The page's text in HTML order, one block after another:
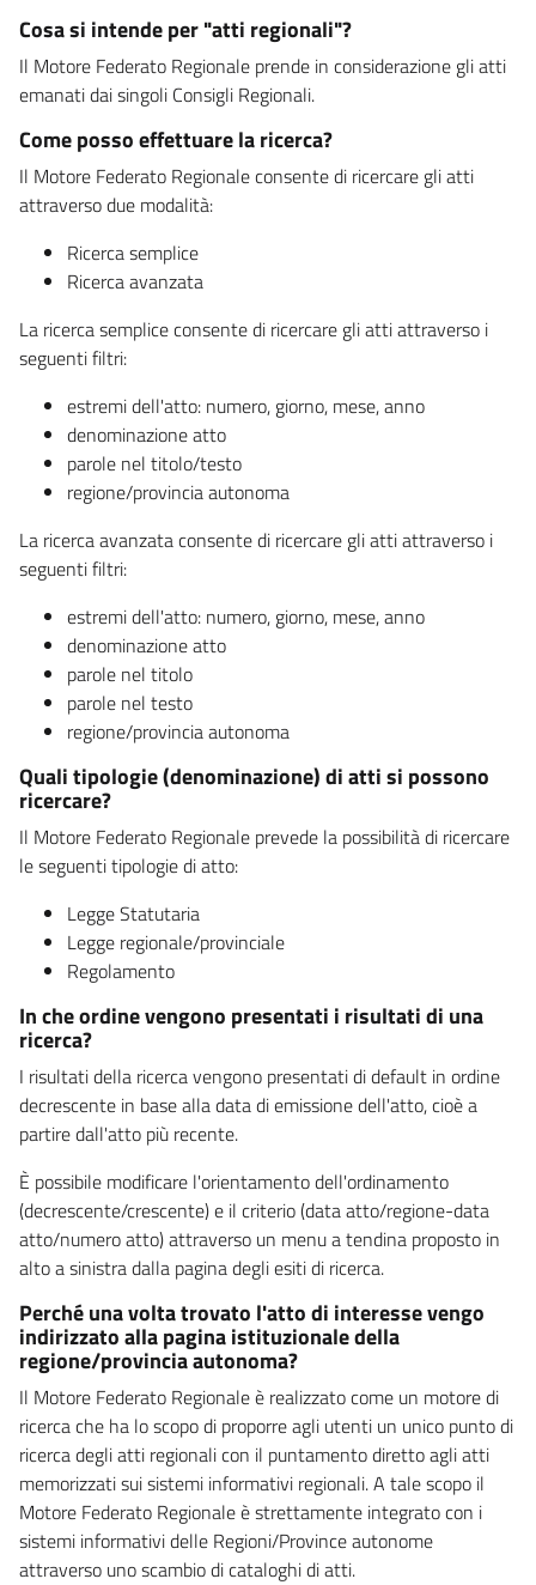
Cosa si intende per "atti regionali"?
Il Motore Federato Regionale prende in considerazione gli atti
emanati dai singoli Consigli Regionali.
Come posso effettuare la ricerca?
Il Motore Federato Regionale consente di ricercare gli atti
attraverso due modalità:
Ricerca semplice
Ricerca avanzata
La ricerca semplice consente di ricercare gli atti attraverso i
seguenti filtri:
estremi dell'atto: numero, giorno, mese, anno
denominazione atto
parole nel titolo/testo
regione/provincia autonoma
La ricerca avanzata consente di ricercare gli atti attraverso i
seguenti filtri:
estremi dell'atto: numero, giorno, mese, anno
denominazione atto
parole nel titolo
parole nel testo
regione/provincia autonoma
Quali tipologie (denominazione) di atti si possono
ricercare?
Il Motore Federato Regionale prevede la possibilità di ricercare
le seguenti tipologie di atto:
Legge Statutaria
Legge regionale/provinciale
Regolamento
In che ordine vengono presentati i risultati di una
ricerca?
I risultati della ricerca vengono presentati di default in ordine
decrescente in base alla data di emissione dell'atto, cioè a
partire dall'atto più recente.
È possibile modificare l'orientamento dell'ordinamento
(decrescente/crescente) e il criterio (data atto/regione-data
atto/numero atto) attraverso un menu a tendina proposto in
alto a sinistra dalla pagina degli esiti di ricerca.
Perché una volta trovato l'atto di interesse vengo
indirizzato alla pagina istituzionale della
regione/provincia autonoma?
Il Motore Federato Regionale è realizzato come un motore di
ricerca che ha lo scopo di proporre agli utenti un unico punto di
ricerca degli atti regionali con il puntamento diretto agli atti
memorizzati sui sistemi informativi regionali. A tale scopo il
Motore Federato Regionale è strettamente integrato con i
sistemi informativi delle Regioni/Province autonome
attraverso uno scambio di cataloghi di atti.